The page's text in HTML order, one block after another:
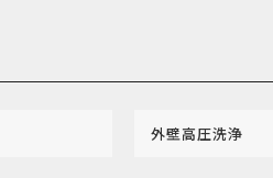
外壁高圧洗浄